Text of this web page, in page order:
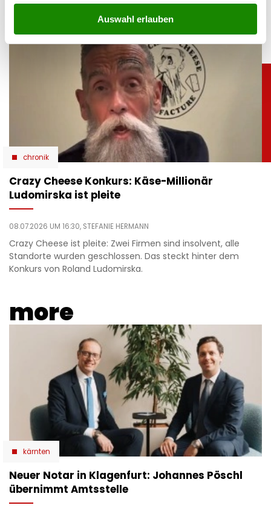
Auswahl erlauben
chronik
Crazy Cheese Konkurs: Käse-Millionär
Ludomirska ist pleite
08.07.2026 UM 16:30, STEFANIE HERMANN
Crazy Cheese ist pleite: Zwei Firmen sind insolvent, alle
Standorte wurden geschlossen. Das steckt hinter dem
Konkurs von Roland Ludomirska.
more
kärnten
Neuer Notar in Klagenfurt: Johannes Pöschl
übernimmt Amtsstelle